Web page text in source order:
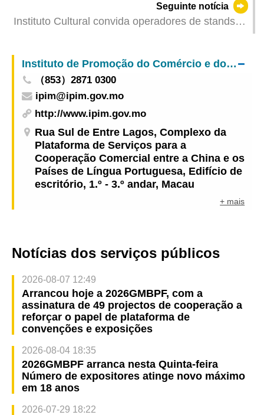
plenamente a acção governativa nos termos da
Lei
Seguinte notícia
Instituto Cultural convida operadores de stands
Instituto de Promoção do Comércio e do Investimento
（853）2871 0300
ipim@ipim.gov.mo
http://www.ipim.gov.mo
Rua Sul de Entre Lagos, Complexo da
Plataforma de Serviços para a
Cooperação Comercial entre a China e os
Países de Língua Portuguesa, Edifício de
escritório, 1.º - 3.º andar, Macau
+ mais
Notícias dos serviços públicos
2026-08-07 12:49
Arrancou hoje a 2026GMBPF, com a
assinatura de 49 projectos de cooperação a
reforçar o papel de plataforma de
convenções e exposições
2026-08-04 18:35
2026GMBPF arranca nesta Quinta-feira
Número de expositores atinge novo máximo
em 18 anos
2026-07-29 18:22